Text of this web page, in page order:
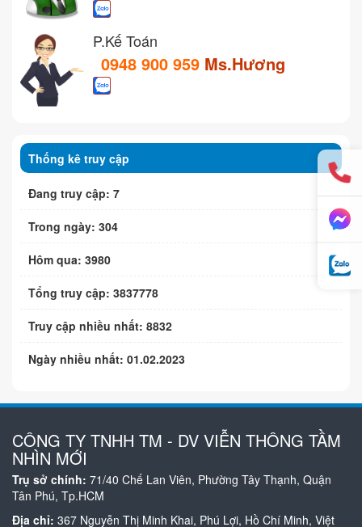
P.Kế Toán
0948 900 959 Ms.Hương
Thống kê truy cập
Đang truy cập: 7
Trong ngày: 304
Hôm qua: 3980
Tổng truy cập: 3837778
Truy cập nhiều nhất: 8832
Ngày nhiều nhất: 01.02.2023
CÔNG TY TNHH TM - DV VIỄN THÔNG TẦM
NHÌN MỚI
Trụ sở chính: 71/40 Chế Lan Viên, Phường Tây Thạnh, Quận
Tân Phú, Tp.HCM
Địa chỉ: 367 Nguyễn Thị Minh Khai, Phú Lợi, Hồ Chí Minh, Việt